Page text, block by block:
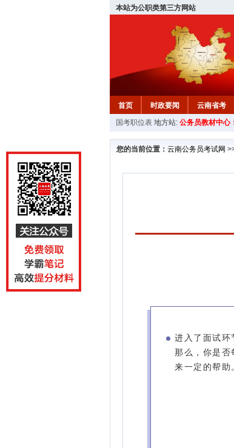
本站为公职类第三方网站
首页 时政要闻 云南省考
国考职位表 地方站: 公务员教材中心
您的当前位置： 云南公务员考试网
进入了面试环
那么，你是否
来一定的帮助